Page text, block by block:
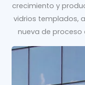
crecimiento y
vidrios templados,
nueva de proceso